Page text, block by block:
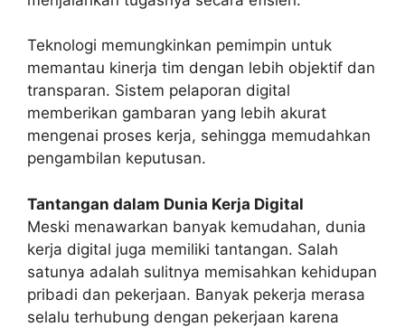
Teknologi memungkinkan pemimpin untuk
memantau kinerja tim dengan lebih objektif dan
transparan. Sistem pelaporan digital
memberikan gambaran yang lebih akurat
mengenai proses kerja, sehingga memudahkan
pengambilan keputusan.
Tantangan dalam Dunia Kerja Digital
Meski menawarkan banyak kemudahan, dunia
kerja digital juga memiliki tantangan. Salah
satunya adalah sulitnya memisahkan kehidupan
pribadi dan pekerjaan. Banyak pekerja merasa
selalu terhubung dengan pekerjaan karena